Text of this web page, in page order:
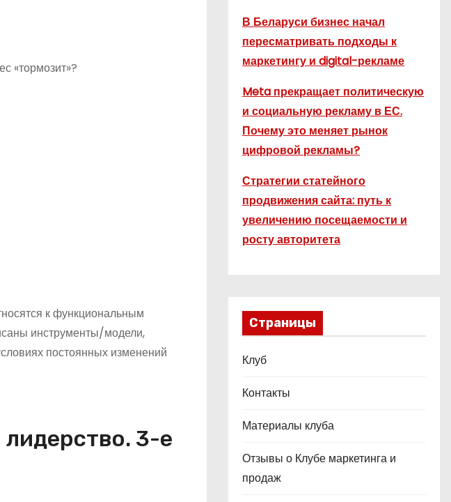
«тормозит»?
к функциональным
инструменты/модели,
постоянных изменений
3-е
В Беларуси бизнес начал
пересматривать подходы к
маркетингу и digital-рекламе
Meta прекращает политическую
и социальную рекламу в ЕС.
Почему это меняет рынок
цифровой рекламы?
Стратегии статейного
продвижения сайта: путь к
увеличению посещаемости и
росту авторитета
Страницы
Клуб
Контакты
Материалы клуба
Отзывы о Клубе маркетинга и
продаж